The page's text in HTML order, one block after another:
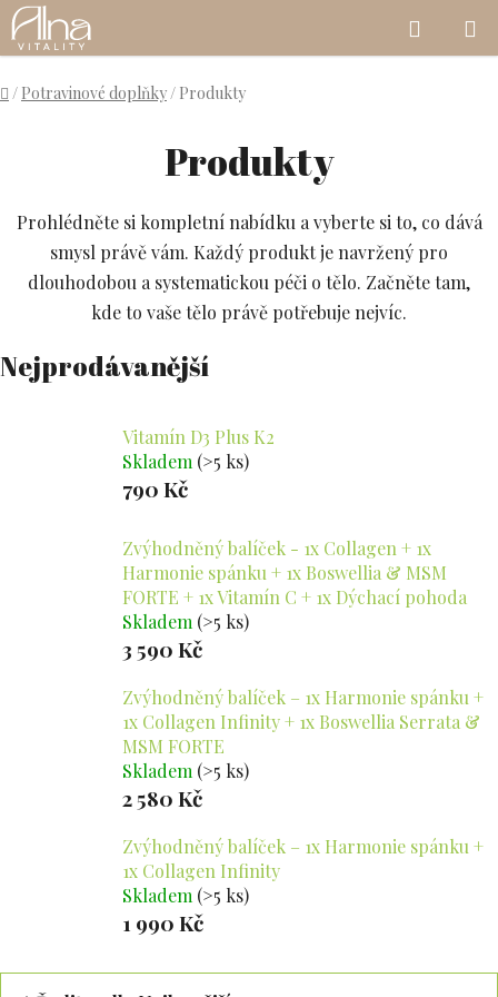
Přejít
na
obsah
KOŠÍK
Domů
/ Potravinové doplňky/ Produkty
Produkty
Prohlédněte si kompletní nabídku a vyberte si to, co dává
smysl právě vám. Každý produkt je navržený pro
dlouhodobou a systematickou péči o tělo. Začněte tam,
kde to vaše tělo právě potřebuje nejvíc.
Nejprodávanější
Vitamín D3 Plus K2
Skladem (>5 ks)
790 Kč
Zvýhodněný balíček - 1x Collagen + 1x
Harmonie spánku + 1x Boswellia & MSM
FORTE + 1x Vitamín C + 1x Dýchací pohoda
Skladem (>5 ks)
3 590 Kč
Zvýhodněný balíček – 1x Harmonie spánku +
1x Collagen Infinity + 1x Boswellia Serrata &
MSM FORTE
Skladem (>5 ks)
2 580 Kč
Zvýhodněný balíček – 1x Harmonie spánku +
1x Collagen Infinity
Skladem (>5 ks)
1 990 Kč